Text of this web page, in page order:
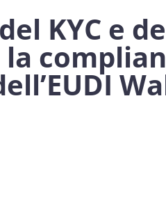
KYC e